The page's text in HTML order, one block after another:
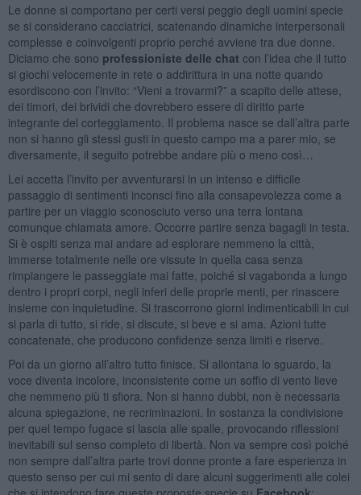
Le donne si comportano per certi versi peggio degli uomini specie
se si considerano cacciatrici, scatenando dinamiche interpersonali
complesse e coinvolgenti proprio perché avviene tra due donne.
Diciamo che sono professioniste delle chat con l’idea che il tutto
si giochi velocemente in rete o addirittura in una notte quando
esordiscono con l’invito: “Vieni a trovarmi?” a scapito delle attese,
dei timori, dei brividi che dovrebbero essere di diritto parte
integrante del corteggiamento. Il problema nasce se dall’altra parte
non si hanno gli stessi gusti in questo campo ma a parer mio, se
diversamente, il seguito potrebbe andare più o meno così…
Lei accetta l’invito per avventurarsi in un intenso e difficile
passaggio di sentimenti inconsci fino alla consapevolezza come a
partire per un viaggio sconosciuto verso una terra lontana
comunque chiamata amore. Occorre partire senza bagagli in testa.
Si è ospiti senza mai andare ad esplorare nemmeno la città,
immerse totalmente nelle ore vissute in quella casa senza
rimpiangere le passeggiate mai fatte, poiché si vagabonda a lungo
dentro i propri corpi, negli inferi delle proprie menti, per rinascere
insieme con inquietudine. Si trascorrono giorni indimenticabili in cui
si parla di tutto, si ride, si discute, si beve e si ama. Azioni tutte
concatenate, che producono confidenze senza limiti e riserve.
Poi da un giorno all’altro tutto finisce. Si allontana lo sguardo, la
voce diventa incolore, inconsistente come un soffio di vento lieve
che nemmeno più ti sfiora. Non si hanno dubbi, non è necessaria
alcuna spiegazione, ne recriminazioni. In sostanza la condivisione
per quel tempo fugace si lascia alle spalle, provocando riflessioni
inevitabili sul senso completo di libertà. Non va sempre così poiché
non sempre dall’altra parte trovi donne pronte a fare esperienza in
questo senso per cui mi sento di dare alcuni suggerimenti alle colei